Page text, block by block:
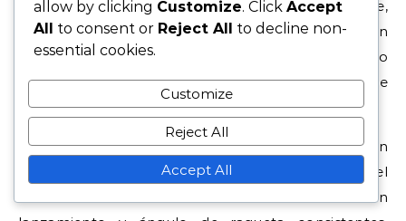
siguiente golpe. Después de ejecutar este saque,
puedes seguir con un golpe de fondo fuerte o un
acercamiento a la red, aprovechando el espacio
creado. Esta táctica puede interrumpir el ritmo de
tu oponente y llevar a errores no forzados.
Para dominar el saque slice amplio, concéntrate en
generar efecto y precisión. Apunta a la esquina del
cuadro de servicio mientras mantienes un
allow by clicking Customize. Click Accept
All to consent or Reject All to decline non-
essential cookies.
Customize
Reject All
Accept All